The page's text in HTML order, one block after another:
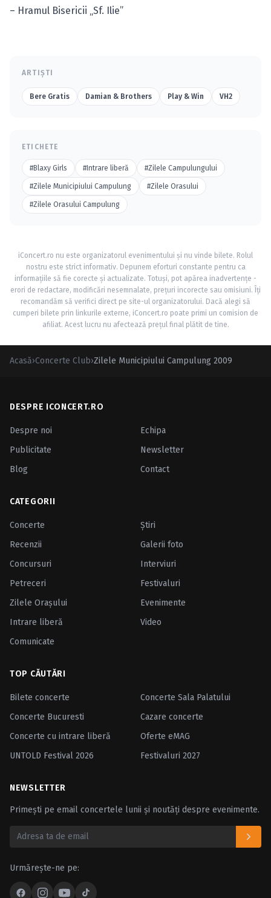
– Hramul Bisericii „Sf. Ilie”
ARTIȘTI
Bere Gratis Damian & Brothers Play & Win VH2
ETICHETE
#Blaxy Girls #Intrare liberă #Zilele Campulungului
#Zilele Municipiului Campulung #Zilele Orasului
#Zilele Orasului Campulung
iConcert.ro nu este organizatorul evenimentului și nu vinde bilete. Rolul
nostru este strict informativ. Depunem eforturi constante pentru ca
informațiile să fie corecte și actualizate. Totuși, pot apărea inadvertențe -
erori de redactare, modificări nesemnalate, prețuri incorecte sau omisiuni. Îți
recomandăm să verifici direct pe site-ul organizatorului. Dacă alegi să
cumperi bilete prin linkurile externe, iConcert.ro poate primi un comision de
afiliat. Acest lucru nu afectează prețul final plătit de tine.
Acasă›Concerte Club›Zilele Municipiului Campulung 2009
DESPRE ICONCERT.RO
Despre noi
Echipa
Publicitate
Newsletter
Blog
Contact
CATEGORII
Concerte
Ştiri
Recenzii
Galerii foto
Concursuri
Interviuri
Petreceri
Festivaluri
Zilele Oraşului
Evenimente
Intrare liberă
Video
Comunicate
TOP CĂUTĂRI
Bilete concerte
Concerte Sala Palatului
Concerte Bucuresti
Cazare concerte
Concerte cu intrare liberă
Oferte eMAG
UNTOLD Festival 2026
Festivaluri 2027
NEWSLETTER
Primești pe email concertele lunii și noutăți despre evenimente.
Urmărește-ne pe: